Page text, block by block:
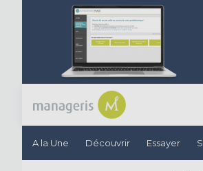
A la Une Découvrir Essayer